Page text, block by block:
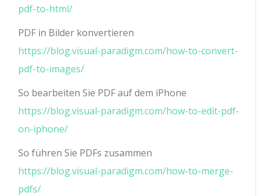
pdf-to-html/
PDF in Bilder konvertieren
https://blog.visual-paradigm.com/how-to-convert-
pdf-to-images/
So bearbeiten Sie PDF auf dem iPhone
https://blog.visual-paradigm.com/how-to-edit-pdf-
on-iphone/
So führen Sie PDFs zusammen
https://blog.visual-paradigm.com/how-to-merge-
pdfs/